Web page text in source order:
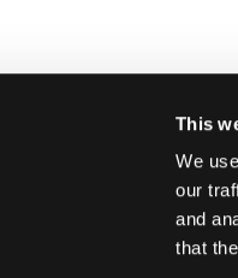
This
We
our
and
that